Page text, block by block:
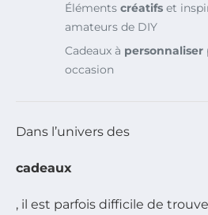
Éléments créatifs et
amateurs de DIY
Cadeaux à personnaliser
occasion
Dans l’univers des
cadeaux
, il est parfois difficile de